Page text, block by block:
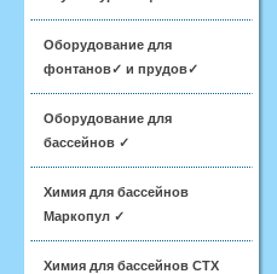
Оборудование для
фонтанов✓ и прудов✓
Оборудование для
бассейнов ✓
Химия для бассейнов
Маркопул ✓
Химия для бассейнов CTX